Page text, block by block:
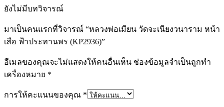
ยังไม่มีบทวิจารณ์
มาเป็นคนแรกที่วิจารณ์ “หลวงพ่อเมียน วัดจะเนียงวนาราม หน้า
เสือ ฟ้าประทานพร (KP2936)”
อีเมลของคุณจะไม่แสดงให้คนอื่นเห็น ช่องข้อมูลจำเป็นถูกทำ
เครื่องหมาย *
การให้คะแนนของคุณ *